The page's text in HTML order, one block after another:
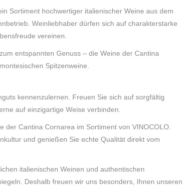
Sortiment hochwertiger italienischer Weine aus dem
Weinliebhaber dürfen sich auf charakterstarke
vereinen.
entspannten Genuss – die Weine der Cantina
Spitzenweine.
kennenzulernen. Freuen Sie sich auf sorgfältig
auf einzigartige Weise verbinden.
Cantina Cornarea im Sortiment von VINOCOLO.
und genießen Sie echte Qualität direkt vom
italienischen Weinen und authentischen
Deshalb freuen wir uns besonders, Ihnen unseren